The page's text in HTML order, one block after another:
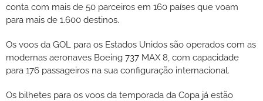
conta com mais de 50 parceiros em 160 países que voam
para mais de 1.600 destinos.
Os voos da GOL para os Estados Unidos são operados com as
modernas aeronaves Boeing 737 MAX 8, com capacidade
para 176 passageiros na sua configuração internacional.
Os bilhetes para os voos da temporada da Copa já estão